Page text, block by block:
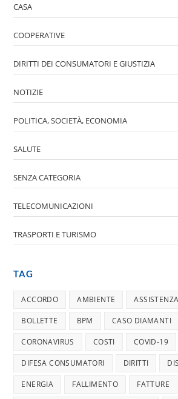
CASA
COOPERATIVE
DIRITTI DEI CONSUMATORI E GIUSTIZIA
NOTIZIE
POLITICA, SOCIETÀ, ECONOMIA
SALUTE
SENZA CATEGORIA
TELECOMUNICAZIONI
TRASPORTI E TURISMO
TAG
ACCORDO AMBIENTE ASSISTENZA
BOLLETTE BPM CASO DIAMANTI
CORONAVIRUS COSTI COVID-19
DIFESA CONSUMATORI DIRITTI
ENERGIA FALLIMENTO FATTURE